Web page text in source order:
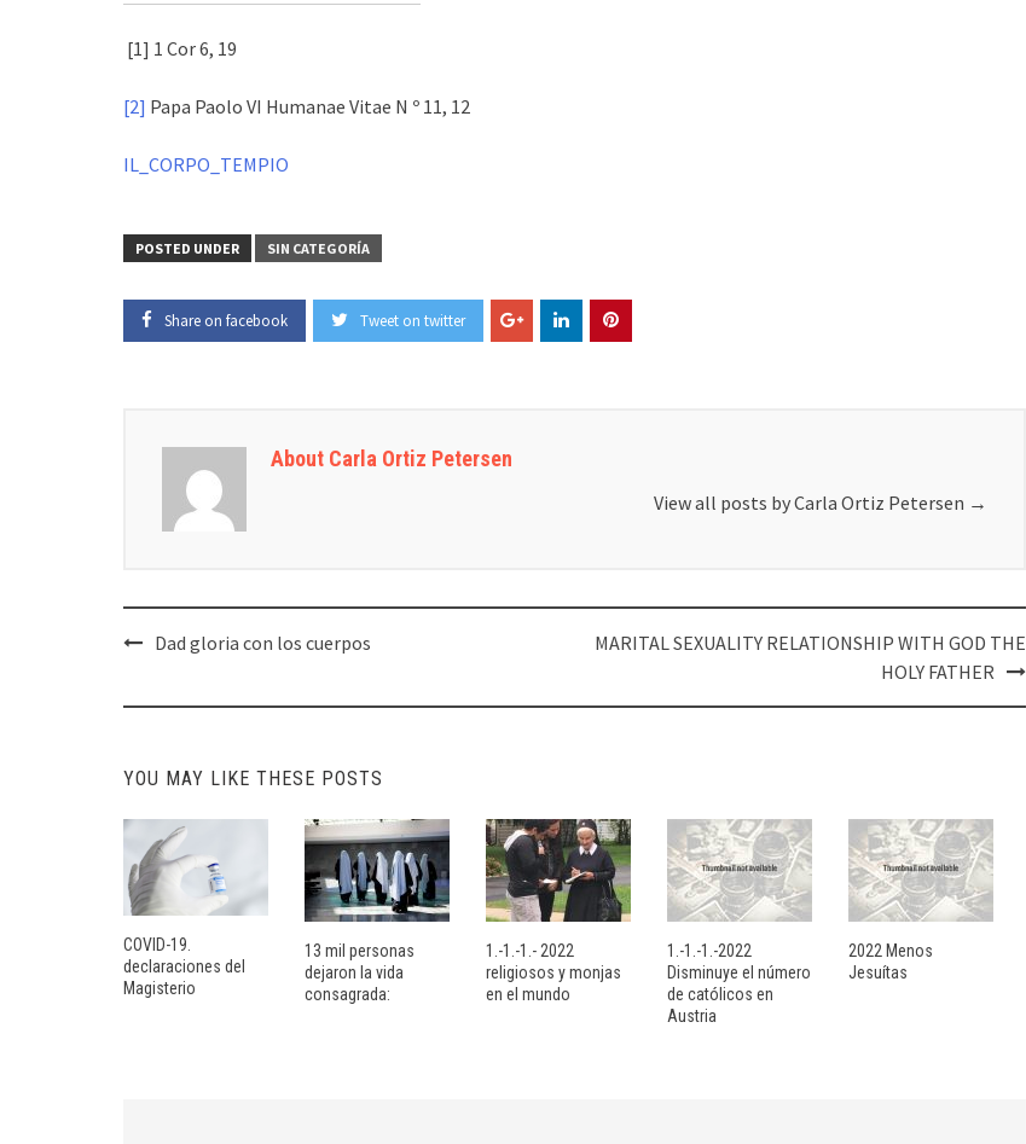
[1] 1 Cor 6, 19
[2] Papa Paolo VI Humanae Vitae N º 11, 12
IL_CORPO_TEMPIO
POSTED UNDER SIN CATEGORÍA
Share on facebook Tweet on twitter
About Carla Ortiz Petersen
View all posts by Carla Ortiz Petersen →
PostDad gloria con los cuerpos
MARITAL SEXUALITY RELATIONSHIP WITH GOD THE
HOLY FATHER
YOU MAY LIKE THESE POSTS
COVID-19.
declaraciones del
Magisterio
13 mil personas
dejaron la vida
consagrada:
1.-1.-1.- 2022
religiosos y monjas
en el mundo
1.-1.-1.-2022
Disminuye el número
de católicos en
Austria
2022 Menos
Jesuítas